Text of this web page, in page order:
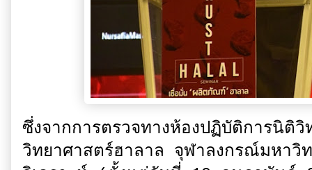
ซึ่งจากการตรวจทางห้องปฏิบัติการนิติ
วิทยาศาสตร์ฮาลาล จุฬาลงกรณ์มหาวิ